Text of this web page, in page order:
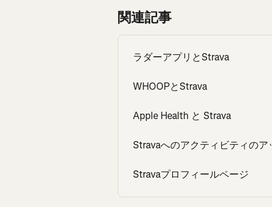
関連記事
ラダーアプリとStrava
WHOOPとStrava
Apple Health と Strava
Stravaへのアクティビティのア
Stravaプロフィールページ